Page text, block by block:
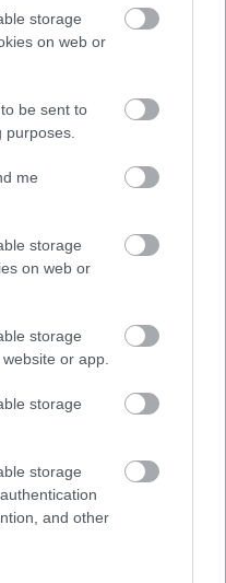
storage
on web or
be sent to
me
storage
on web or
storage
or app.
storage
storage
and other
διαγωνισμού
σου για να' χεις τα
στον
ΑΣΕΠ!
και εσείς με την
νακάνετε
την θέση σας
στον 2ο